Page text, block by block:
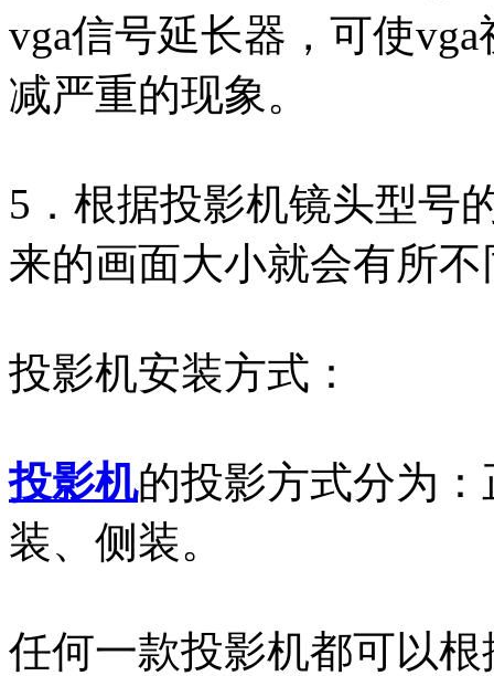
vga信号延长器，可使
减严重的现象。
5．根据投影机镜头型号
来的画面大小就会有所不
投影机安装方式：
投影机的投影方式分为
装、侧装。
任何一款投影机都可以